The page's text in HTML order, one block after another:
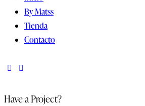
By Matss
Tienda
Contacto
Have a Project?